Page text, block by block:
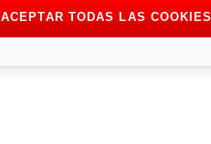
ACEPTAR TODAS LAS COOKIES